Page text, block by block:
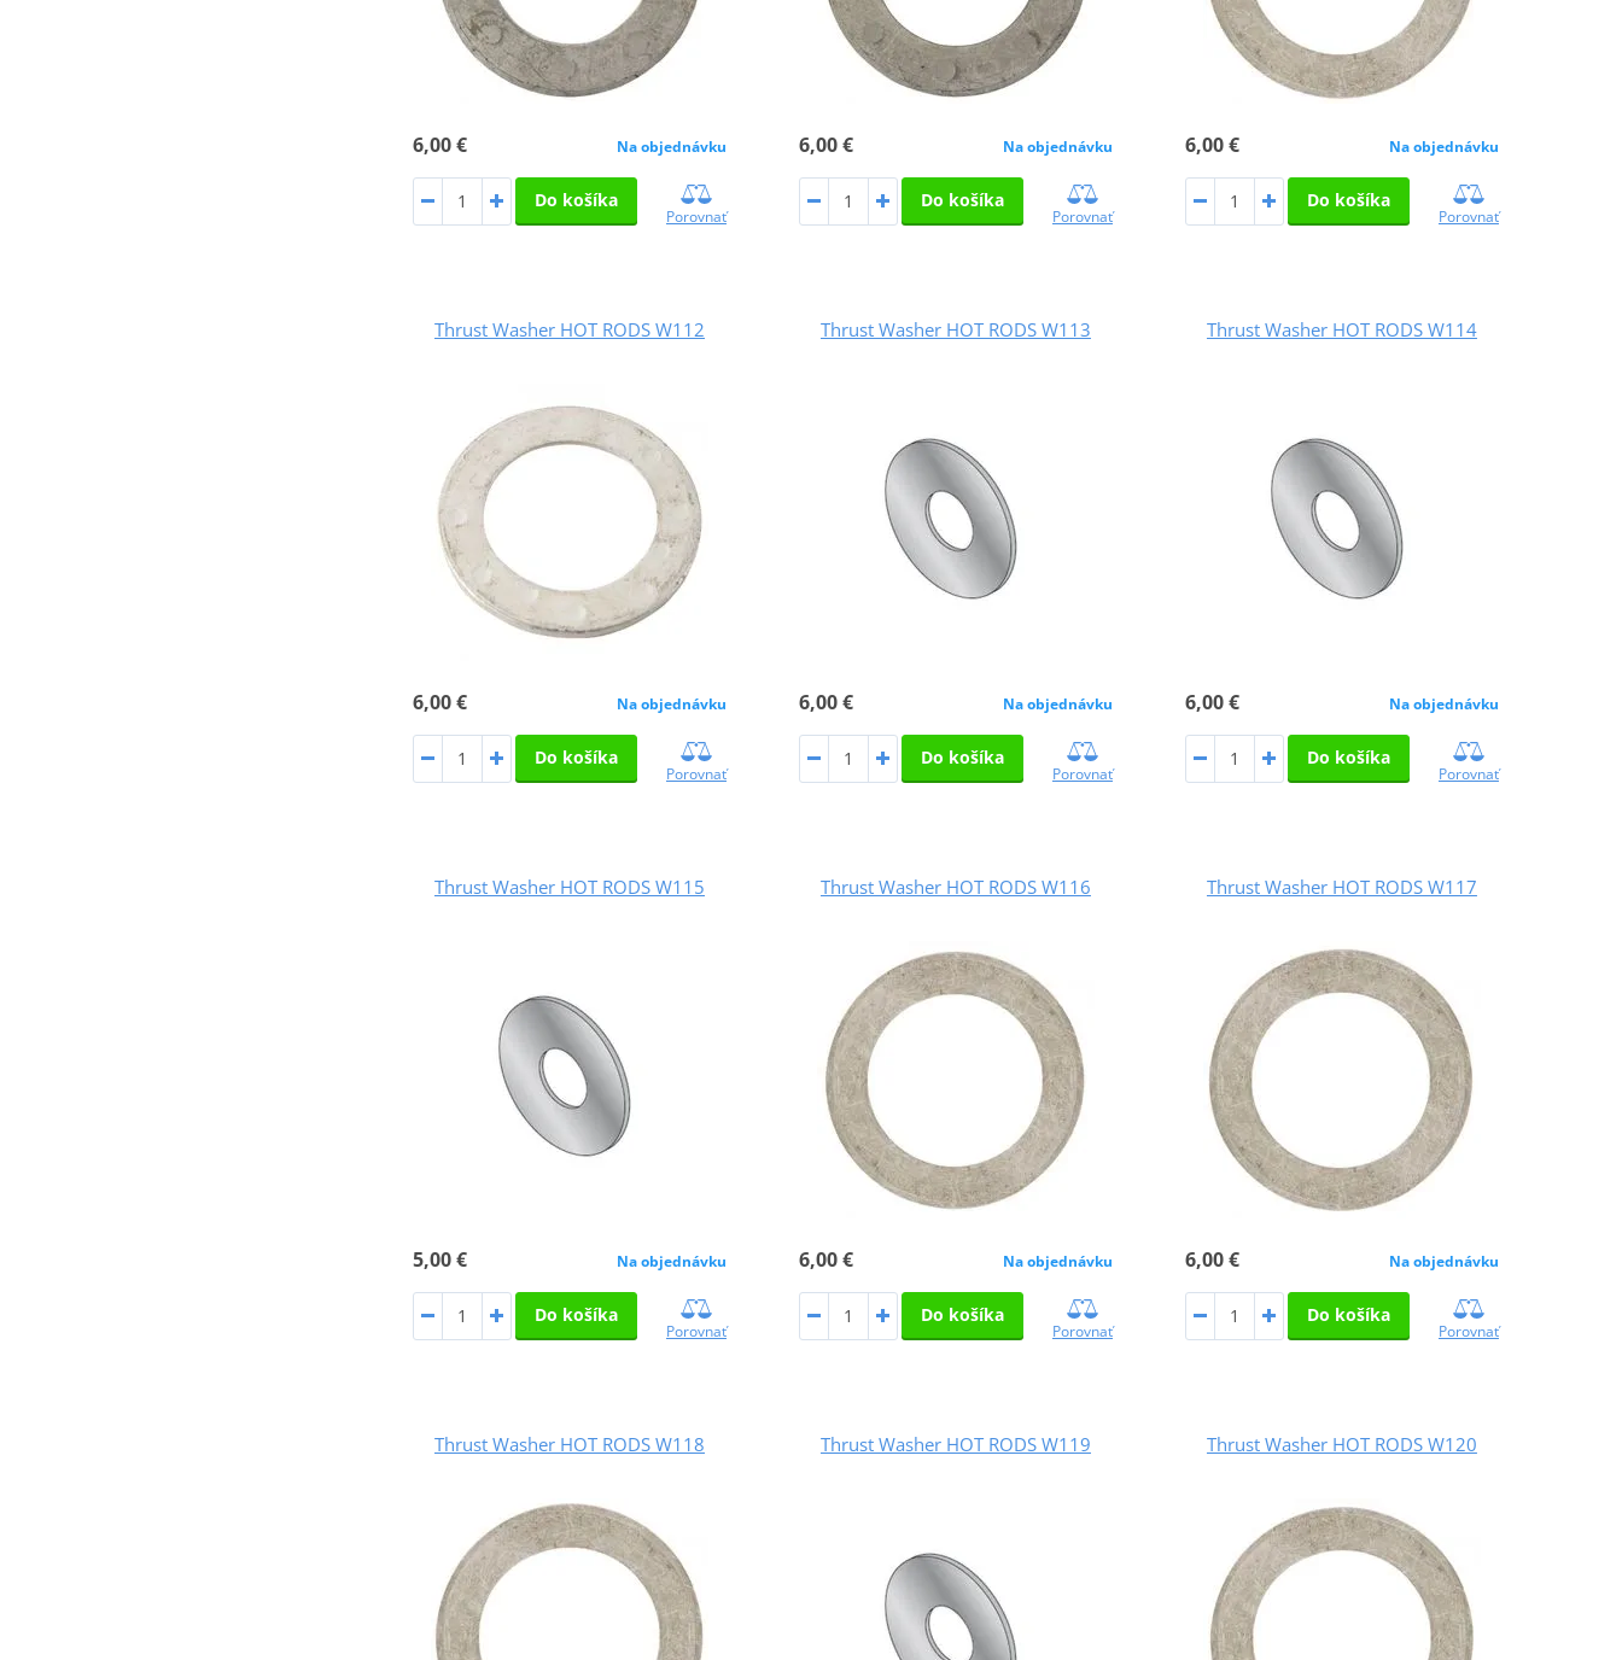
6,00 € Na objednávku
Do košíka
Porovnať
6,00 € Na objednávku
Do košíka
Porovnať
6,00 € Na objednávku
Do košíka
Porovnať
Thrust Washer HOT RODS W112
6,00 € Na objednávku
Do košíka
Porovnať
Thrust Washer HOT RODS W113
6,00 € Na objednávku
Do košíka
Porovnať
Thrust Washer HOT RODS W114
6,00 € Na objednávku
Do košíka
Porovnať
Thrust Washer HOT RODS W115
5,00 € Na objednávku
Do košíka
Porovnať
Thrust Washer HOT RODS W116
6,00 € Na objednávku
Do košíka
Porovnať
Thrust Washer HOT RODS W117
6,00 € Na objednávku
Do košíka
Porovnať
Thrust Washer HOT RODS W118 Thrust Washer HOT RODS W119 Thrust Washer HOT RODS W120